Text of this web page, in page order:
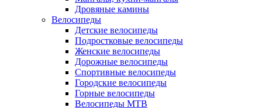
Дровяные камины
Велосипеды
Детские велосипеды
Подростковые велосипеды
Женские велосипеды
Дорожные велосипеды
Спортивные велосипеды
Городские велосипеды
Горные велосипеды
Велосипеды MTB